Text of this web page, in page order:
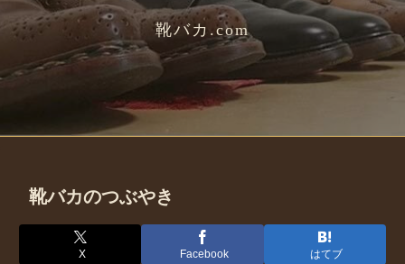
靴バカ.com
靴バカのつぶやき
X Facebook はてブ